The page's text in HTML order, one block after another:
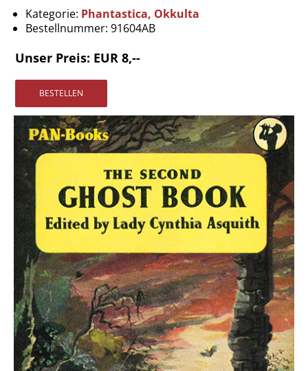
Kontakt
Versandkosten
AGB
Vertrag widerrufen
Widerrufsbelehrung
Datenschutz
Impressum
Kategorie: Phantastica, Okkulta
Bestellnummer: 91604AB
Unser Preis: EUR 8,--